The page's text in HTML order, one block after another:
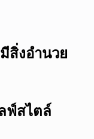
สิ่งอำนวย
ฟ์สไตล์